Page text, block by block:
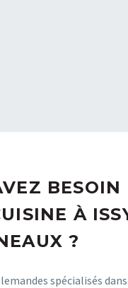
BESOIN
À
?
spécialisés